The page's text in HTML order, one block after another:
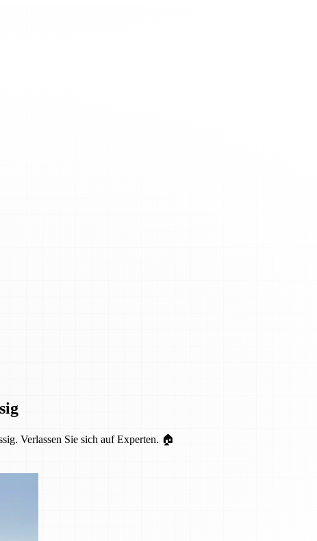
Verlassen Sie sich auf Experten. 🏠